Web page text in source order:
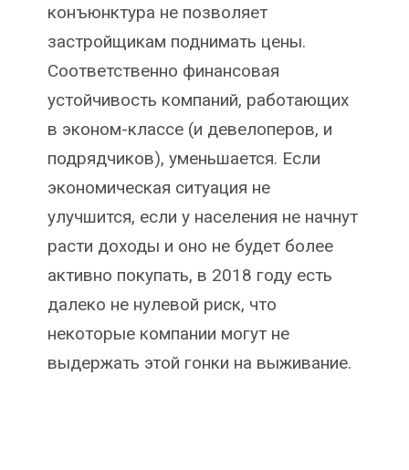
конъюнктура не позволяет
застройщикам поднимать цены.
Соответственно финансовая
устойчивость компаний, работающих
в эконом-классе (и девелоперов, и
подрядчиков), уменьшается. Если
экономическая ситуация не
улучшится, если у населения не начнут
расти доходы и оно не будет более
активно покупать, в 2018 году есть
далеко не нулевой риск, что
некоторые компании могут не
выдержать этой гонки на выживание.